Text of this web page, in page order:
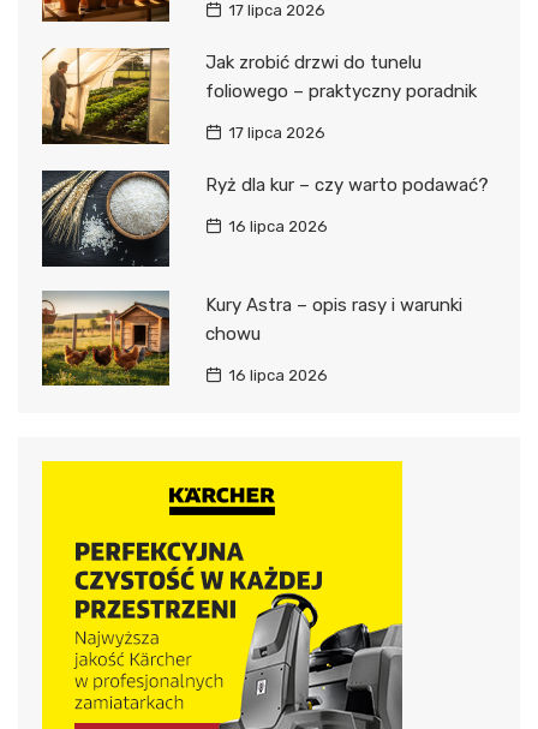
17 lipca 2026
Jak zrobić drzwi do tunelu
foliowego – praktyczny poradnik
17 lipca 2026
Ryż dla kur – czy warto podawać?
16 lipca 2026
Kury Astra – opis rasy i warunki
chowu
16 lipca 2026